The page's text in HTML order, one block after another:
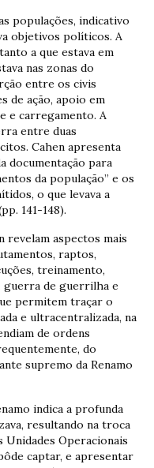
populações, indicativo
objetivos políticos. A
a que estava em
nas zonas do
entre os civis
de ação, apoio em
e carregamento. A
entre duas
Cahen apresenta
documentação para
da população” e os
o que levava a
141-148).
revelam aspectos mais
raptos,
treinamento,
guerra de guerrilha e
permitem traçar o
e ultracentralizada, na
de ordens
do
supremo da Renamo
indica a profunda
resultando na troca
Unidades Operacionais
captar, e apresentar